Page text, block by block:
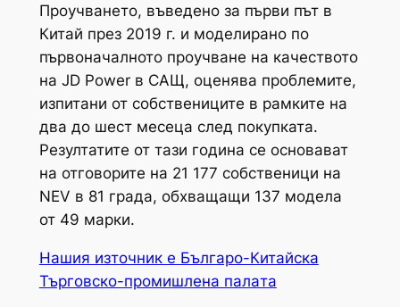
Проучването, въведено за първи път в
Китай през 2019 г. и моделирано по
първоначалното проучване на качеството
на JD Power в САЩ, оценява проблемите,
изпитани от собствениците в рамките на
два до шест месеца след покупката.
Резултатите от тази година се основават
на отговорите на 21 177 собственици на
NEV в 81 града, обхващащи 137 модела
от 49 марки.
Нашия източник е Българо-Китайска
Търговско-промишлена палaта